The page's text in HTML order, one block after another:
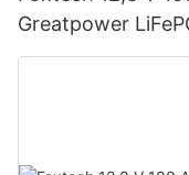
Greatpower
IP65